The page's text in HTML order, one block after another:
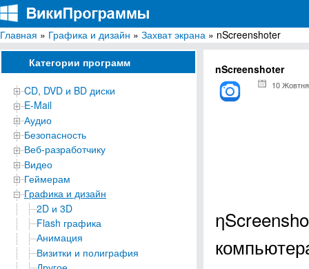
ВикиПрограммы
Энциклопедия бесплатных компьютерных программ для Windows
Главная » Графика и дизайн » Захват экрана » nScreenshoter
Категории программ
CD, DVD и BD диски
E-Mail
Аудио
Безопасность
Веб-разработчику
Видео
Геймерам
Графика и дизайн
2D и 3D
Flash графика
Анимация
Визитки и полиграфия
nScreenshoter
10